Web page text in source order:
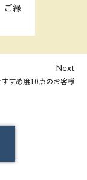
ご縁
Next
すすめ度10点のお客様